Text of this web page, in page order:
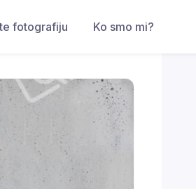
fotografiju Ko smo mi?